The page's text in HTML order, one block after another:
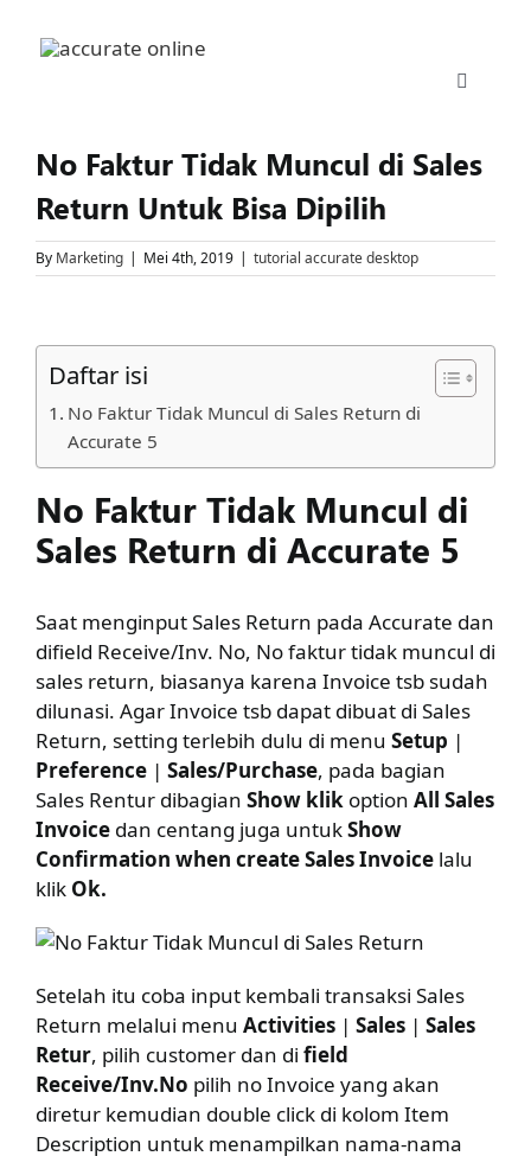
Toggle
Fitur
Harga
Upgrade
No Faktur Tidak Muncul di Sales
Return Untuk Bisa Dipilih
By Marketing | Mei 4th, 2019 | tutorial accurate desktop
Larger
Image
Daftar isi
No Faktur Tidak Muncul di Sales Return di
Accurate 5
No Faktur Tidak Muncul di
Sales Return di Accurate 5
Saat menginput Sales Return pada Accurate dan
difield Receive/Inv. No, No faktur tidak muncul di
sales return, biasanya karena Invoice tsb sudah
dilunasi. Agar Invoice tsb dapat dibuat di Sales
Return, setting terlebih dulu di menu Setup |
Preference | Sales/Purchase, pada bagian
Sales Rentur dibagian Show klik option All Sales
Invoice dan centang juga untukShow
Confirmation when create Sales Invoice lalu
klik Ok.
Setelah itu coba input kembali transaksi Sales
Return melalui menu Activities | Sales | Sales
Retur, pilih customer dan di field
Receive/Inv.No pilih no Invoice yang akan
diretur kemudian double click di kolom Item
Description untuk menampilkan nama-nama